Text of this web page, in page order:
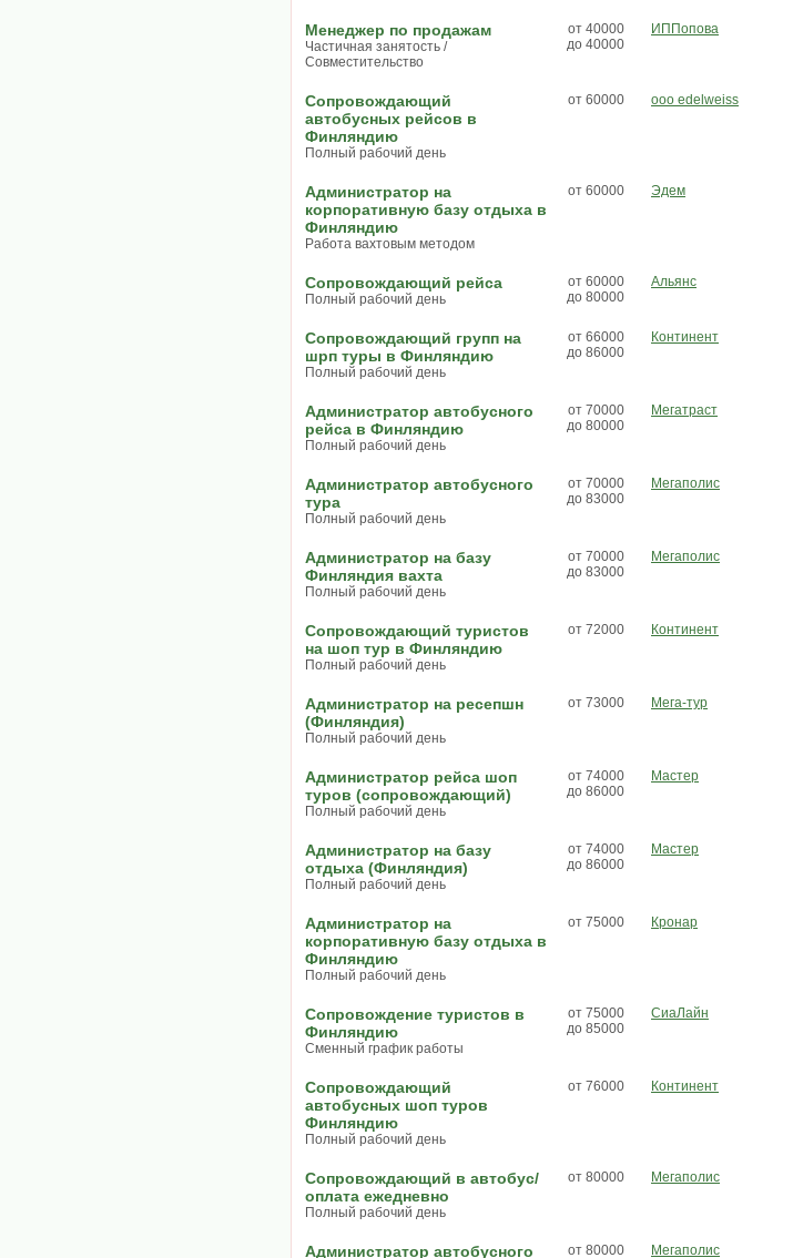
Менеджер по продажам
Частичная занятость /
Совместительство
от 40000
до 40000
ИППопова
Сопровождающий
автобусных рейсов в
Финляндию
Полный рабочий день
от 60000 ооо edelweiss
Администратор на
корпоративную базу отдыха в
Финляндию
Работа вахтовым методом
от 60000 Эдем
Сопровождающий рейса
Полный рабочий день
от 60000
до 80000
Альянс
Сопровождающий групп на
шрп туры в Финляндию
Полный рабочий день
от 66000
до 86000
Континент
Администратор автобусного
рейса в Финляндию
Полный рабочий день
от 70000
до 80000
Мегатраст
Администратор автобусного
тура
Полный рабочий день
от 70000
до 83000
Мегаполис
Администратор на базу
Финляндия вахта
Полный рабочий день
от 70000
до 83000
Мегаполис
Сопровождающий туристов
на шоп тур в Финляндию
Полный рабочий день
от 72000 Континент
Администратор на ресепшн
(Финляндия)
Полный рабочий день
от 73000 Мега-тур
Администратор рейса шоп
туров (сопровождающий)
Полный рабочий день
от 74000
до 86000
Мастер
Администратор на базу
отдыха (Финляндия)
Полный рабочий день
от 74000
до 86000
Мастер
Администратор на
корпоративную базу отдыха в
Финляндию
Полный рабочий день
от 75000 Кронар
Сопровождение туристов в
Финляндию
Сменный график работы
от 75000
до 85000
СиаЛайн
Сопровождающий
автобусных шоп туров
Финляндию
Полный рабочий день
от 76000 Континент
Сопровождающий в автобус/
оплата ежедневно
Полный рабочий день
от 80000 Мегаполис
Администратор автобусного от 80000 Мегаполис